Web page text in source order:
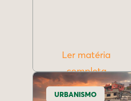
Ler matéria
completa
URBANISMO